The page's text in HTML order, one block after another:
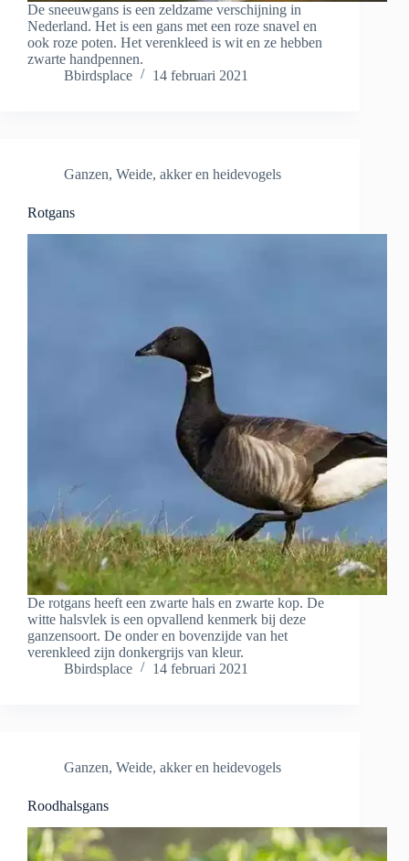
De sneeuwgans is een zeldzame verschijning in
Nederland. Het is een gans met een roze snavel en
ook roze poten. Het verenkleed is wit en ze hebben
zwarte handpennen.
Bbirdsplace
14 februari 2021
Ganzen, Weide, akker en heidevogels
Rotgans
De rotgans heeft een zwarte hals en zwarte kop. De
witte halsvlek is een opvallend kenmerk bij deze
ganzensoort. De onder en bovenzijde van het
verenkleed zijn donkergrijs van kleur.
Bbirdsplace
14 februari 2021
Ganzen, Weide, akker en heidevogels
Roodhalsgans